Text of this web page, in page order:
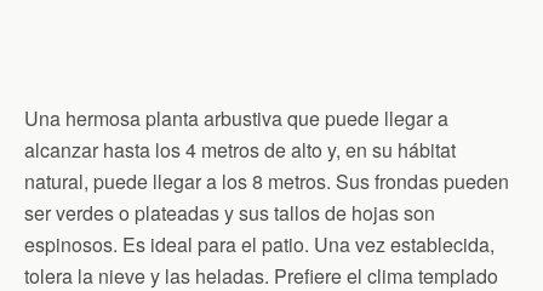
Una hermosa planta arbustiva que puede llegar a
alcanzar hasta los 4 metros de alto y, en su hábitat
natural, puede llegar a los 8 metros. Sus frondas pueden
ser verdes o plateadas y sus tallos de hojas son
espinosos. Es ideal para el patio. Una vez establecida,
tolera la nieve y las heladas. Prefiere el clima templado